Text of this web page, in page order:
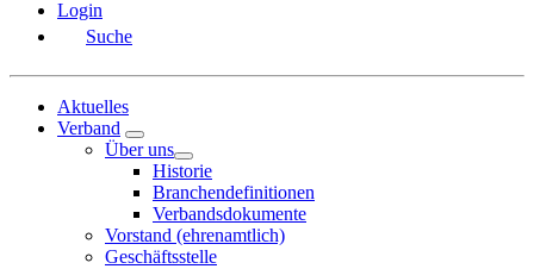
Login
Suche
Aktuelles
Verband
Über uns
Historie
Branchendefinitionen
Verbandsdokumente
Vorstand (ehrenamtlich)
Geschäftsstelle